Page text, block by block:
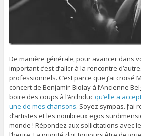
De manière générale, pour avancer dans
important c’est d’aller à la rencontre
professionnels. C’est parce que j’ai croisé
concert de Benjamin Biolay à l’Ancienne
boire des coups à l’Archiducqu’elle a
une de mes chansons. Soyez sympas.
d’artistes et les nombreux egos
monde ! Répondez aux sollicitations avec